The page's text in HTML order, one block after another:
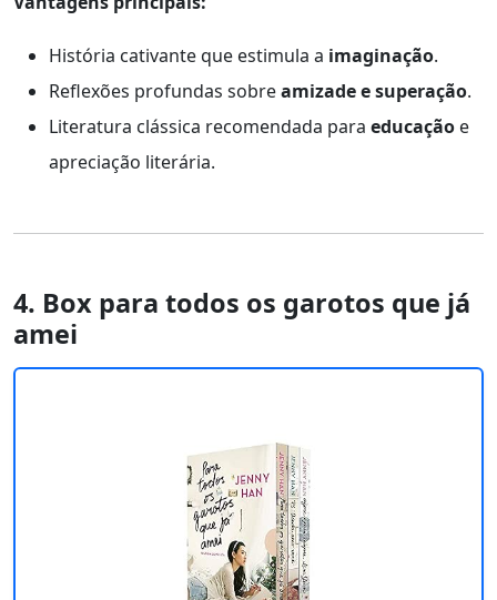
História cativante que estimula a imaginação.
Reflexões profundas sobreamizade e superação.
Literatura clássica recomendada para educação e
apreciação literária.
4. Box para todos os garotos que já
amei